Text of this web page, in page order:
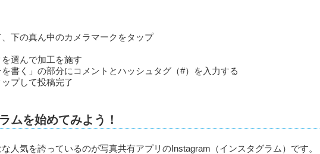
、下の真ん中のカメラマークをタップ
を選んで加工を施す
を書く」の部分にコメントとハッシュタグ（#）を入力する
プして投稿完了
ムを始めてみよう！
人気を誇っているのが写真共有アプリのInstagram（インスタグラム）です。